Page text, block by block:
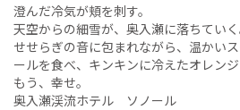
澄んだ冷気が頬を刺す。
天空からの細雪が、奥入瀬に落ちていく
せせらぎの音に包まれながら、温かい
ールを食べ、キンキンに冷えたオレンジ
もう、幸せ。
奥入瀬渓流ホテル ソノール